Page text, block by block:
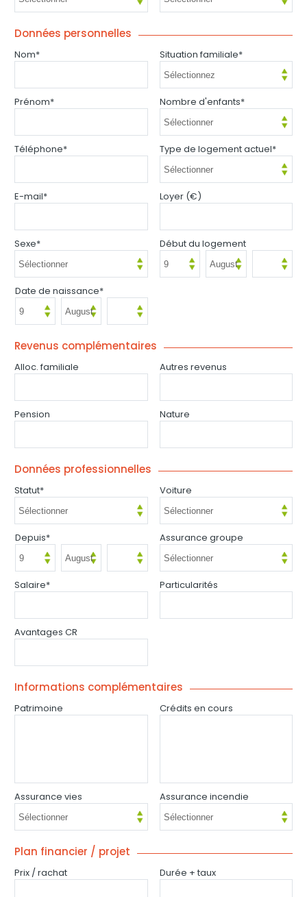
Données personnelles
Nom*
Prénom*
Téléphone*
E-mail*
Sexe*
Date de naissance*
Situation familiale*
Nombre d'enfants*
Type de logement actuel*
Loyer (€)
Début du logement
Revenus complémentaires
Alloc. familiale
Pension
Autres revenus
Nature
Données professionnelles
Statut*
Depuis*
Salaire*
Avantages CR
Voiture
Assurance groupe
Particularités
Informations complémentaires
Patrimoine Crédits en cours
Assurance vies Assurance incendie
Plan financier / projet
Prix / rachat Durée + taux